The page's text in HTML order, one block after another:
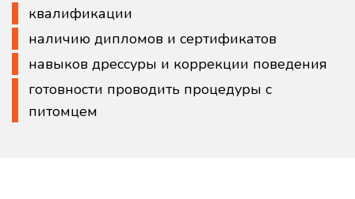
квалификации
наличию дипломов и сертификатов
навыков дрессуры и коррекции поведения
готовности проводить процедуры с
питомцем